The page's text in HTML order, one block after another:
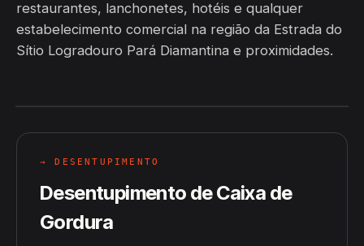
restaurantes, lanchonetes, hotéis e qualquer
estabelecimento comercial na região da Estrada do
Sítio Logradouro Pará Diamantina e proximidades.
→ DESENTUPIMENTO
Desentupimento de Caixa de
Gordura